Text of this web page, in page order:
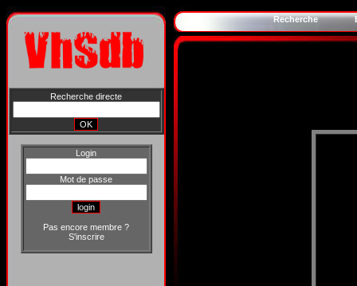
Recherche directe
Login
Mot de passe
Pas encore membre ?
S'inscrire
Recherche